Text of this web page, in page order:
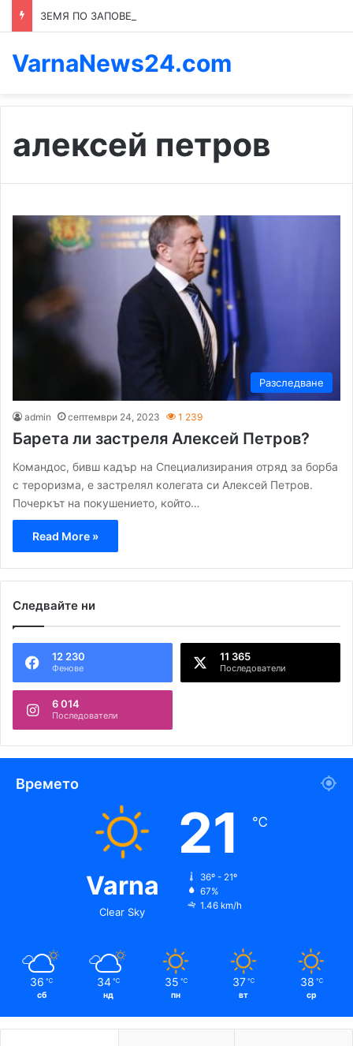
VarnaNews24.com
алексей петров
Разследване
admin септември 24, 2023 1 239
Барета ли застреля Алексей Петров?
Командос, бивш кадър на Специализирания отряд за борба
с тероризма, е застрелял колегата си Алексей Петров.
Почеркът на покушението, който…
Read More »
Следвайте ни
12 230
Фенове
11 365
Последователи
6 014
Последователи
Времето
Varna
Clear Sky
21 ℃
36º - 21º
67%
1.46 km/h
36 ℃
сб
34 ℃
нд
35 ℃
пн
37 ℃
вт
38 ℃
ср